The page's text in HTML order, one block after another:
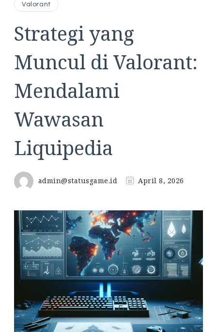
Valorant
Strategi yang
Muncul di Valorant:
Mendalami
Wawasan
Liquipedia
admin@statusgame.id April 8, 2026